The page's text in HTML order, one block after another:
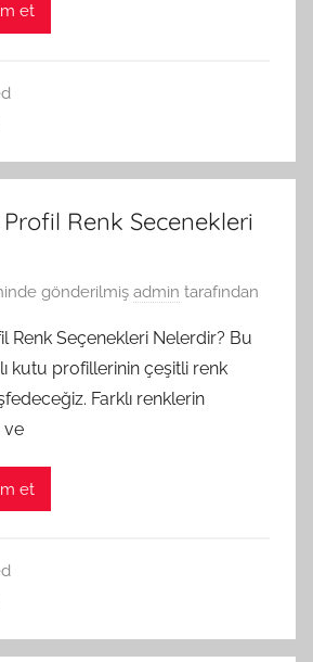
et
Renk Secenekleri
gönderilmiş admin tarafından
Renk Seçenekleri Nelerdir? Bu
kutu profillerinin çeşitli renk
Farklı renklerin
ve
et